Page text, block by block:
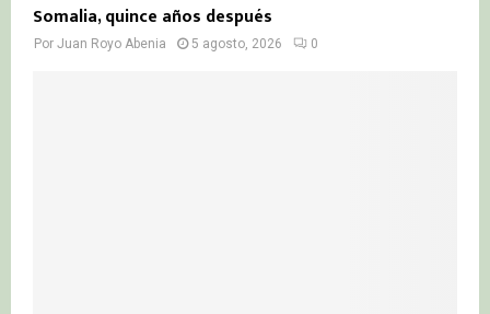
Somalia, quince años después
Por Juan Royo Abenia 5 agosto, 2026 0